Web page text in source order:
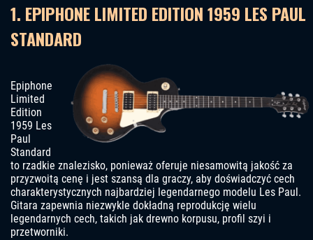
1. EPIPHONE LIMITED EDITION 1959 LES PAUL
STANDARD
Epiphone
Limited
Edition
1959 Les
Paul
Standard
to rzadkie znalezisko, ponieważ oferuje niesamowitą jakość za
przyzwoitą cenę i jest szansą dla graczy, aby doświadczyć cech
charakterystycznych najbardziej legendarnego modelu Les Paul.
Gitara zapewnia niezwykle dokładną reprodukcję wielu
legendarnych cech, takich jak drewno korpusu, profil szyi i
przetworniki.